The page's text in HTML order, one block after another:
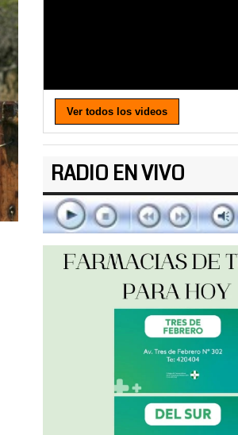
Ver todos los videos
RADIO EN VIVO